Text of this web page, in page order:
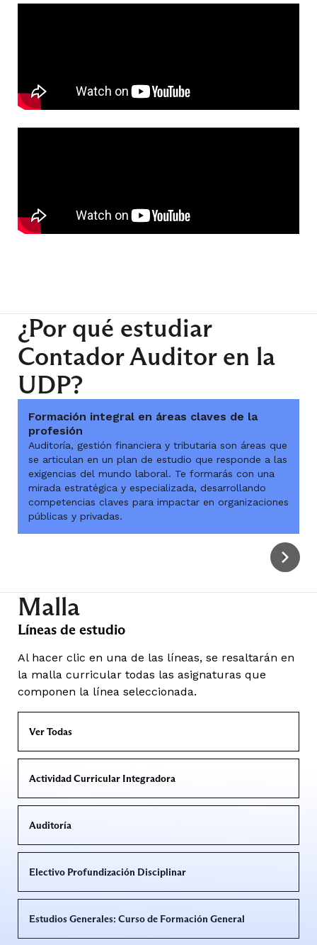
¿Por qué estudiar
Contador Auditor en la
UDP?
Formación integral en áreas claves de la
profesión
Auditoría, gestión financiera y tributaria son áreas que
se articulan en un plan de estudio que responde a las
exigencias del mundo laboral. Te formarás con una
mirada estratégica y especializada, desarrollando
competencias claves para impactar en organizaciones
públicas y privadas.
Malla
Líneas de estudio
Al hacer clic en una de las líneas, se resaltarán en
la malla curricular todas las asignaturas que
componen la línea seleccionada.
Ver Todas
Actividad Curricular Integradora
Auditoría
Electivo Profundización Disciplinar
Estudios Generales: Curso de Formación General